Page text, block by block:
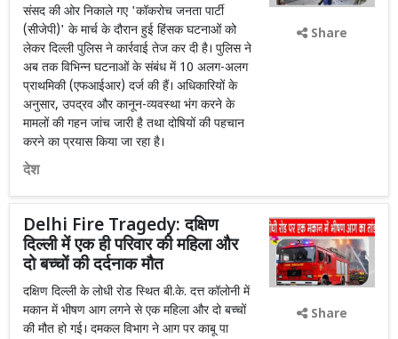
संसद की ओर निकाले गए 'कॉकरोच जनता पार्टी
(सीजेपी)' के मार्च के दौरान हुई हिंसक घटनाओं को
लेकर दिल्ली पुलिस ने कार्रवाई तेज कर दी है। पुलिस ने
अब तक विभिन्न घटनाओं के संबंध में 10 अलग-अलग
प्राथमिकी (एफआईआर) दर्ज की हैं। अधिकारियों के
अनुसार, उपद्रव और कानून-व्यवस्था भंग करने के
मामलों की गहन जांच जारी है तथा दोषियों की पहचान
करने का प्रयास किया जा रहा है।
देश
Share
Delhi Fire Tragedy: दक्षिण
दिल्ली में एक ही परिवार की महिला और
दो बच्चों की दर्दनाक मौत
दक्षिण दिल्ली के लोधी रोड स्थित बी.के. दत्त कॉलोनी में
मकान में भीषण आग लगने से एक महिला और दो बच्चों
की मौत हो गई। दमकल विभाग ने आग पर काबू पा
Share